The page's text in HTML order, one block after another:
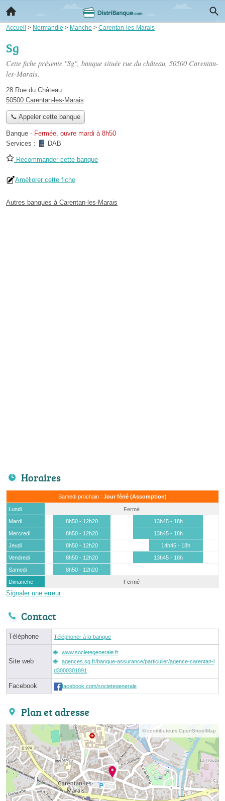
Accueil > Normandie > Manche > Carentan-les-Marais
Sg
Cette fiche présente "Sg", banque située rue du château, 50500 Carentan-
les-Marais.
28 Rue du Château
50500 Carentan-les-Marais
📞 Appeler cette banque
Banque - Fermée, ouvre mardi à 8h50
Services :
DAB
Recommander cette banque
Améliorer cette fiche
Autres banques à Carentan-les-Marais
Horaires
Samedi prochain : Jour férié (Assomption)
Lundi
Fermé
Mardi
8h50 - 12h20
13h45 - 18h
Mercredi
8h50 - 12h20
13h45 - 18h
Jeudi
8h50 - 12h20
14h45 - 18h
Vendredi
8h50 - 12h20
13h45 - 18h
Samedi
8h50 - 12h20
Dimanche
Fermé
Signaler une erreur
Contact
Téléphone Téléphoner à la banque
Site web
www.societegenerale.fr
agences.sg.fr/banque-assurance/particulier/agence-carentan-i
d3000301891
Facebook facebook.com/societegenerale
Plan et adresse
© contributeurs OpenStreetMap